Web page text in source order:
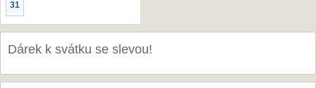
31
Dárek k svátku se slevou!